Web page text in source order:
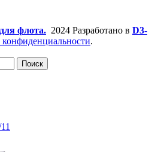
флота. 2024 Разработано в D3-
.
Поиск